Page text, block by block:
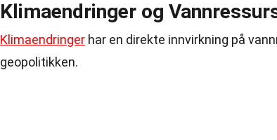
Klimaendringer og
Klimaendringer har en direkte innvirkning på
geopolitikken.